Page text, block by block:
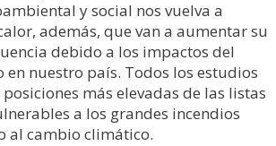
y social nos vuelva a
además, que van a aumentar su
debido a los impactos del
nuestro país. Todos los estudios
más elevadas de las listas
a los grandes incendios
al cambio climático.